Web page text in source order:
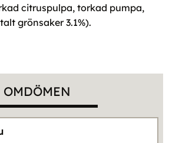
citruspulpa, torkad pumpa,
grönsaker 3.1%).
OMDÖMEN